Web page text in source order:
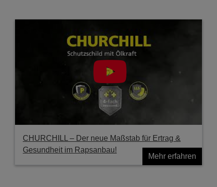
CHURCHILL – Der neue Maßstab für Ertrag &
Gesundheit im Rapsanbau!
Mehr erfahren